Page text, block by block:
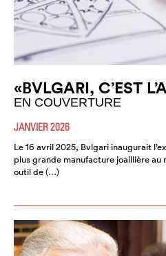
«BVLGARI, C’EST
EN COUVERTURE
JANVIER 2026
Le 16 avril 2025, Bvlgari inaugurait
plus grande manufacture joaillière au
outil de (…)